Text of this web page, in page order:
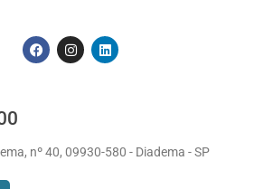
nº 40, 09930-580 - Diadema - SP